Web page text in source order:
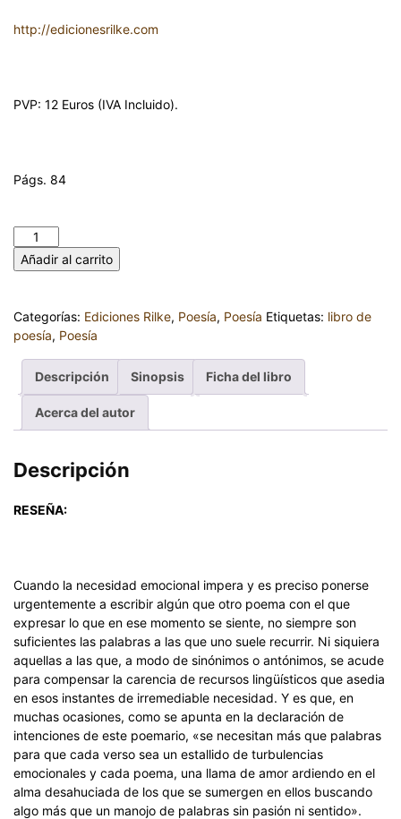
http://edicionesrilke.com
PVP: 12 Euros (IVA Incluido).
Págs. 84
Añadir al carrito
Categorías: Ediciones Rilke, Poesía, Poesía Etiquetas: libro de
poesía, Poesía
Descripción Sinopsis Ficha del libro
Acerca del autor
Descripción
RESEÑA:
Cuando la necesidad emocional impera y es preciso ponerse
urgentemente a escribir algún que otro poema con el que
expresar lo que en ese momento se siente, no siempre son
suficientes las palabras a las que uno suele recurrir. Ni siquiera
aquellas a las que, a modo de sinónimos o antónimos, se acude
para compensar la carencia de recursos lingüísticos que asedia
en esos instantes de irremediable necesidad. Y es que, en
muchas ocasiones, como se apunta en la declaración de
intenciones de este poemario, «se necesitan más que palabras
para que cada verso sea un estallido de turbulencias
emocionales y cada poema, una llama de amor ardiendo en el
alma desahuciada de los que se sumergen en ellos buscando
algo más que un manojo de palabras sin pasión ni sentido».